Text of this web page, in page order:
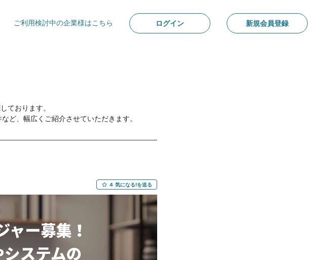
ご利用検討中の企業様はこちら ログイン 新規会員登録
ております。
ど、幅広くご紹介させていただきます。
4 気になる!を送る